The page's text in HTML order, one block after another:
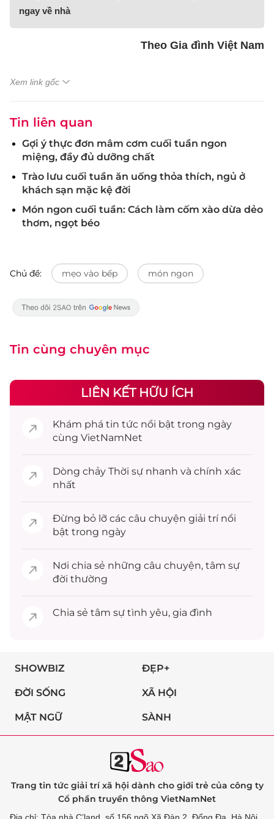
ngay về nhà
Theo Gia đình Việt Nam
Xem link gốc
Tin liên quan
Gợi ý thực đơn mâm cơm cuối tuần ngon
miệng, đầy đủ dưỡng chất
Trào lưu cuối tuần ăn uống thỏa thích, ngủ ở
khách sạn mặc kệ đời
Món ngon cuối tuần: Cách làm cốm xào dừa dẻo
thơm, ngọt béo
Chủ đề: mẹo vào bếp món ngon
Tin cùng chuyên mục
LIÊN KẾT HỮU ÍCH
Khám phá tin tức nổi bật trong ngày
cùng VietNamNet
Dòng chảy Thời sự nhanh và chính xác
nhất
Đừng bỏ lỡ các câu chuyện giải trínổi
bật trong ngày
Nơi chia sẻ những câu chuyện, tâm sự
đời thường
Chia sẻ tâm sự tình yêu, gia đình
SHOWBIZ ĐẸP+
ĐỜI SỐNG XÃ HỘI
MẬT NGỮ SÀNH
Trang tin tức giải trí xã hội dành cho giới trẻ của công ty
Cổ phần truyền thông VietNamNet